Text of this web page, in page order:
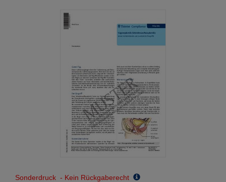
Sonderdruck - Kein Rückgaberecht